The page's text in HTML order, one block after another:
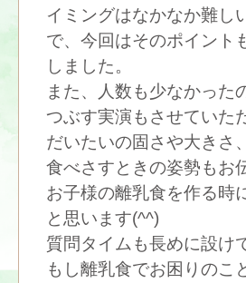
イミングはなかなか難し
で、今回はそのポイント
しました。
また、人数も少なかった
つぶす実演もさせていた
だいたいの固さや大きさ
食べさすときの姿勢もお
お子様の離乳食を作る時
と思います(^^)
質問タイムも長めに設け
もし離乳食でお困りのこ